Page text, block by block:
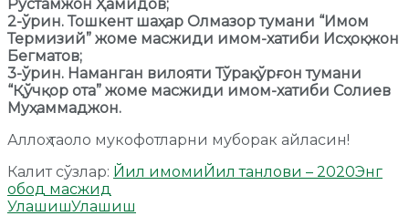
Рустамжон Ҳамидов;
2-ўрин. Тошкент шаҳар Олмазор тумани “Имом
Термизий” жоме масжиди имом-хатиби Исҳоқжон
Бегматов;
3-ўрин. Наманган вилояти Тўрақўрғон тумани
“Қўчқор ота” жоме масжиди имом-хатиби Солиев
Муҳаммаджон.
Аллоҳ таоло мукофотларни муборак айласин!
Калит сўзлар: Йил имомиЙил танлови – 2020Энг
обод масжид
УлашишУлашиш